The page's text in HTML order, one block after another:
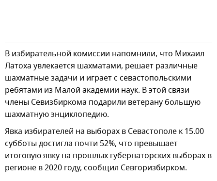
В избирательной комиссии напомнили, что Михаил
Латоха увлекается шахматами, решает различные
шахматные задачи и играет с севастопольскими
ребятами из Малой академии наук. В этой связи
члены Севизбиркома подарили ветерану большую
шахматную энциклопедию.
Явка избирателей на выборах в Севастополе к 15.00
субботы достигла почти 52%, что превышает
итоговую явку на прошлых губернаторских выборах в
регионе в 2020 году, сообщил Севгоризбирком.